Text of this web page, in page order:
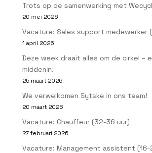
Trots op de samenwerking met
20 mei 2026
Vacature: Sales support medewerker
1 april 2026
Deze week draait alles om de cirkel –
middenin!
25 maart 2026
We verwelkomen Sytske in ons team!
20 maart 2026
Vacature: Chauffeur (32-36 uur)
27 februari 2026
Vacature: Management assistent (16-